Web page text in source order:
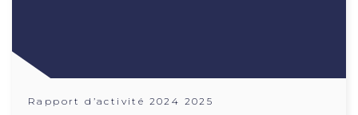
Rapport d’activité 2024 2025